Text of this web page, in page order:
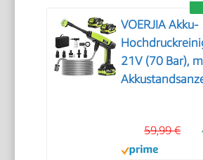
VOERJIA Akku-
21V (70 Bar),
Auto, Fahrrad,
Terrasse &
59,99 €